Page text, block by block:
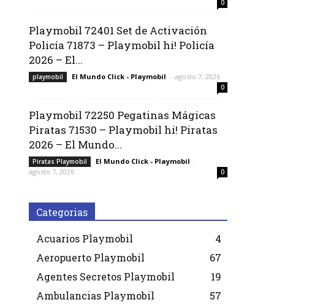
0
Playmobil 72401 Set de Activación
Policía 71873 – Playmobil hi! Policía
2026 – El...
playmobil El Mundo Click - Playmobil - agosto 7, 2026
0
Playmobil 72250 Pegatinas Mágicas
Piratas 71530 – Playmobil hi! Piratas
2026 – El Mundo...
Piratas Playmobil El Mundo Click - Playmobil -
agosto 7, 2026
0
Categorias
Acuarios Playmobil
4
Aeropuerto Playmobil
67
Agentes Secretos Playmobil
19
Ambulancias Playmobil
57